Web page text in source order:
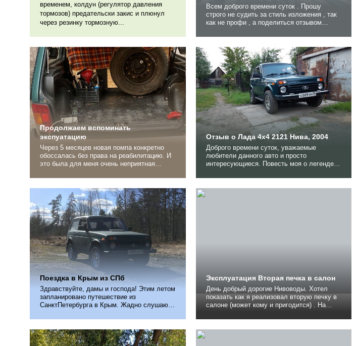
временем, колдун (регулятор давления
тормозов) предательски закис и плюнул
через резинку тормозную...
Всем доброго времени суток . Прошу
строго не судить за стиль изложения , так
как не профи , а поделиться отзывом
критериям Внедорожник , 4х дверный ,
новый , на коробке , простой в управлении .
Обратил внимание на Ниву , почитал
отзывы на...
Продолжаем вспоминать
экспуатацию
Через 5 месяцев новая помпа конкретно
обоссалась без права на реабилитацию. И
это была для меня очень неприятная
антифриз прямо в городе. Помпа была
фирмы Фенокс. Я взял помпу в
оригинальной коробке, поменял, долил
антифриз, катаюсь с ней до сих пор.
Потом...
Отзыв о Лада 4x4 2121 Нива, 2004
Доброго времени суток, уважаемые
любители данного авто и просто
интересующиеся. Повесть моя о легенде
старушке "Ниве". Автомобиль повышенной
проходимости "Нива" производится уже
Поездка в Крым из СПб
Здравствуйте, дамы и господа! Этим летом
запланировано путешествие из
СанктПетербурга в Крым. Жадно слушаю
просто так)
Эксплуатация Вторая печка в салон
День добрый дорогие Нивоводы. Хотел
показать как я реализовал вторую печку в
салоне (может кому и пригодится) . На
в салоне: Подключен к обратке радиатора
основной печки. На второй печка под